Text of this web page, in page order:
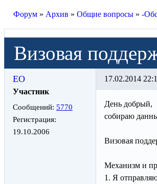
Форум » Архив » Общие вопросы » -
Визовая
ЕО
Участник
Сообщений: 5770
Регистрация:
19.10.2006
17.02.2014
День добрый,
собираю
Визовая
Механизм и
1. Я